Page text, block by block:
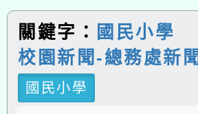
關鍵字：
國民小學
校園新聞-總務處新聞
國民小學